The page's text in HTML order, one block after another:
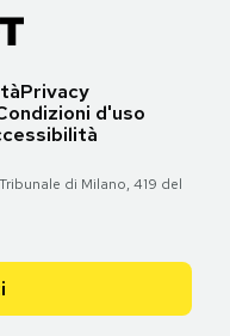
Privacy
d'uso
di Milano, 419 del